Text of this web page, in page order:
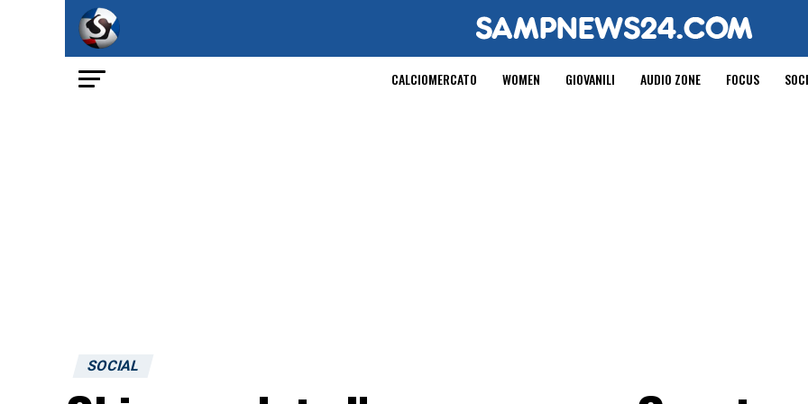
CALCIOMERCATO WOMEN GIOVANILI AUDIO ZONE FOCUS
SOCIAL